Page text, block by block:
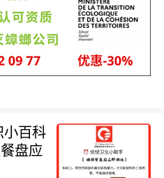
小百科
盘应